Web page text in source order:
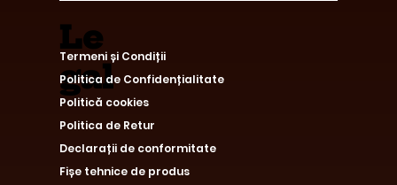
Le
gal
Termeni și Condiții
Politica de Confidențialitate
Politică cookies
Politica de Retur
Declarații de conformitate
Fișe tehnice de produs